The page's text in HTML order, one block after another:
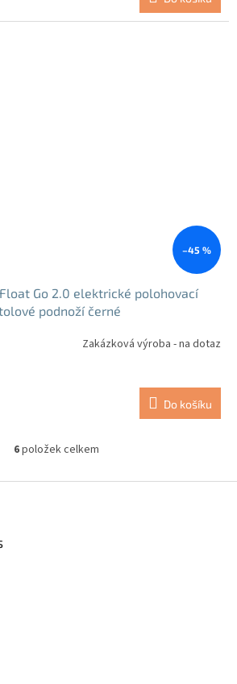
–45 %
Go 2.0 elektrické polohovací
podnoží černé
Zakázková výroba - na dotaz
Do košíku
O
l
6položek celkem